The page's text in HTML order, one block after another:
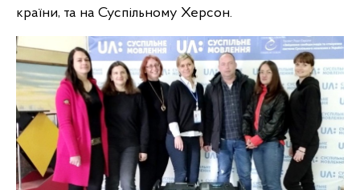
країни, та на Суспільному Херсон.